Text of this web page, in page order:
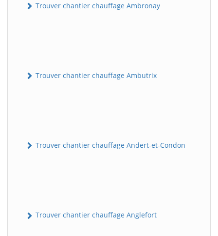
Trouver chantier chauffage Ambronay
Trouver chantier chauffage Ambutrix
Trouver chantier chauffage Andert-et-Condon
Trouver chantier chauffage Anglefort